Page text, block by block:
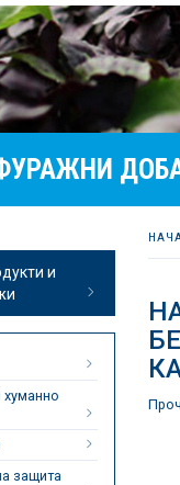
и
хуманно
защита